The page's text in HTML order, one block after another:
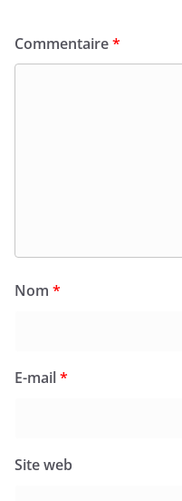
Commentaire*
Nom *
E-mail*
Site web